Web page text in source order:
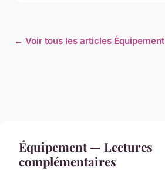
← Voir tous les articles Équipement
Équipement — Lectures
complémentaires